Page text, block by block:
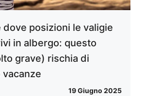
posizioni le valigie
in albergo: questo
grave) rischia di
19 Giugno 2025